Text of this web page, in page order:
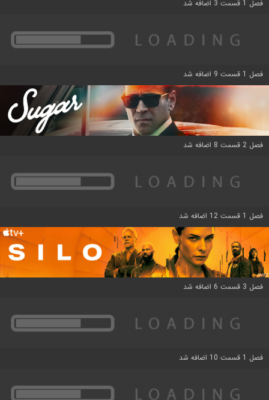
فصل 1 قسمت 3 اضافه شد
فصل 1 قسمت 9 اضافه شد
فصل 2 قسمت 8 اضافه شد
فصل 1 قسمت 12 اضافه شد
فصل 3 قسمت 6 اضافه شد
فصل 1 قسمت 10 اضافه شد